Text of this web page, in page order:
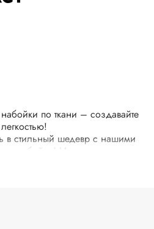
по ткани – создавайте
в стильный шедевр с нашими
набойки! Идеально
текстиля, сумок, скатертей
из дерева.
и орнаменты гарантируют